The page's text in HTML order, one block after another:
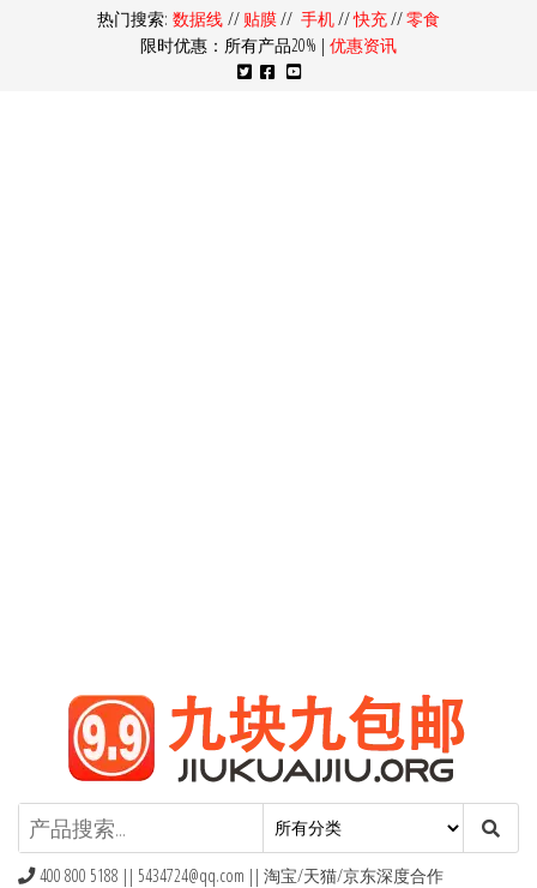
热门搜索: 数据线 // 贴膜// 手机//快充//零食
限时优惠：所有产品20% | 优惠资讯
九块九包邮,9块9包邮,9.9元包邮,九
块九官网
400 800 5188 || 5434724@qq.com || 淘宝/天猫/京东深度合作